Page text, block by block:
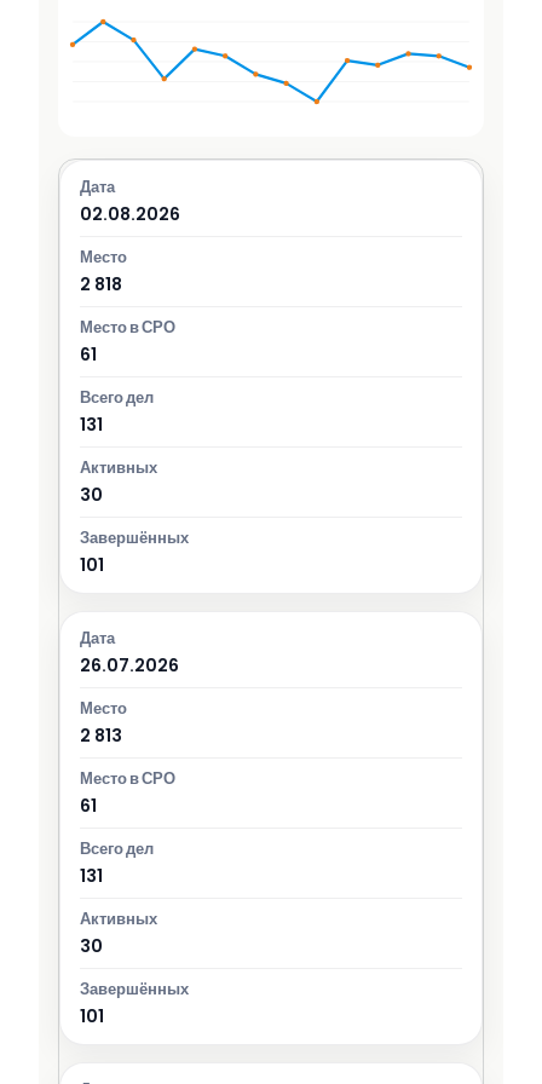
02.08.2026
2 818
61
131
30
101
26.07.2026
2 813
61
131
30
101